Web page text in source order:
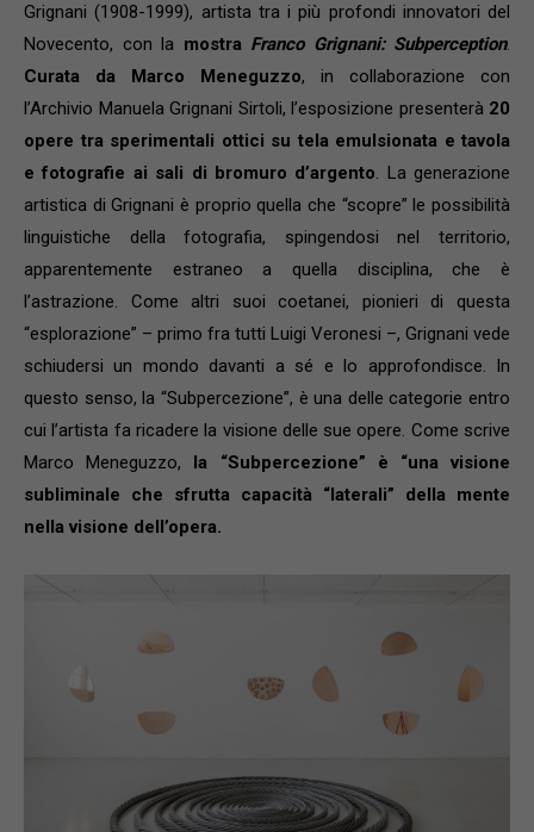
Grignani (1908-1999), artista tra i più profondi innovatori del
Novecento, con la mostra Franco Grignani: Subperception.
Curata da Marco Meneguzzo, in collaborazione con
l’Archivio Manuela Grignani Sirtoli, l’esposizione presenterà 20
opere tra sperimentali ottici su tela emulsionata e tavola
e fotografie ai sali di bromuro d’argento. La generazione
artistica di Grignani è proprio quella che “scopre” le possibilità
linguistiche della fotografia, spingendosi nel territorio,
apparentemente estraneo a quella disciplina, che è
l’astrazione. Come altri suoi coetanei, pionieri di questa
“esplorazione” – primo fra tutti Luigi Veronesi –, Grignani vede
schiudersi un mondo davanti a sé e lo approfondisce. In
questo senso, la “Subpercezione”, è una delle categorie entro
cui l’artista fa ricadere la visione delle sue opere. Come scrive
Marco Meneguzzo, la “Subpercezione” è “una visione
subliminale che sfrutta capacità “laterali” della mente
nella visione dell’opera.